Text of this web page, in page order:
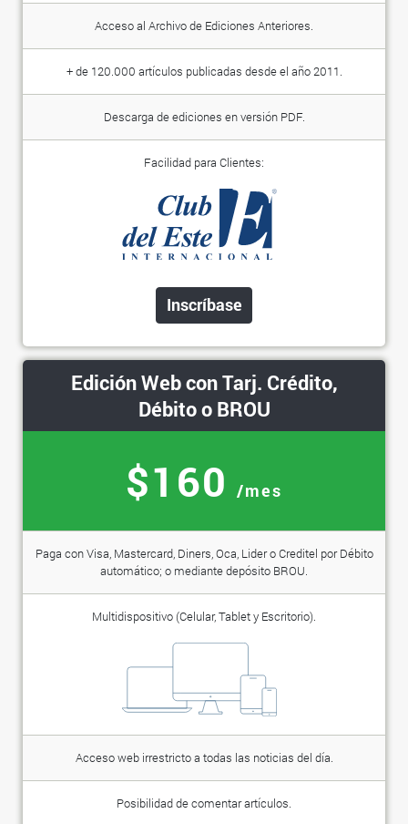
Acceso al Archivo de Ediciones Anteriores.
+ de 120.000 artículos publicadas desde el año 2011.
Descarga de ediciones en versión PDF.
Facilidad para Clientes:
Inscríbase
Edición Web con Tarj. Crédito,
Débito o BROU
$160 /mes
Paga con Visa, Mastercard, Diners, Oca, Lider o Creditel por Débito
automático; o mediante depósito BROU.
Multidispositivo (Celular, Tablet y Escritorio).
Acceso web irrestricto a todas las noticias del día.
Posibilidad de comentar artículos.